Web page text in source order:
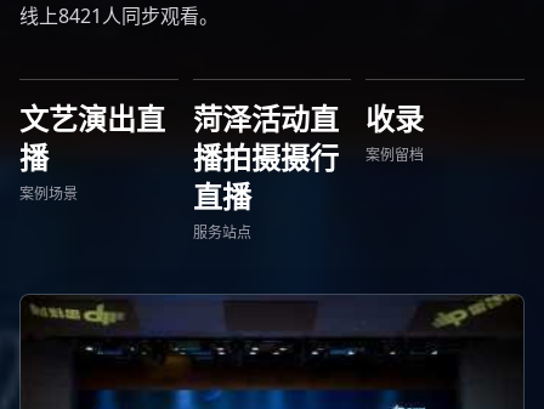
线上8421人同步观看。
文艺演出直
播
案例场景
菏泽活动直
播拍摄摄行
直播
服务站点
收录
案例留档